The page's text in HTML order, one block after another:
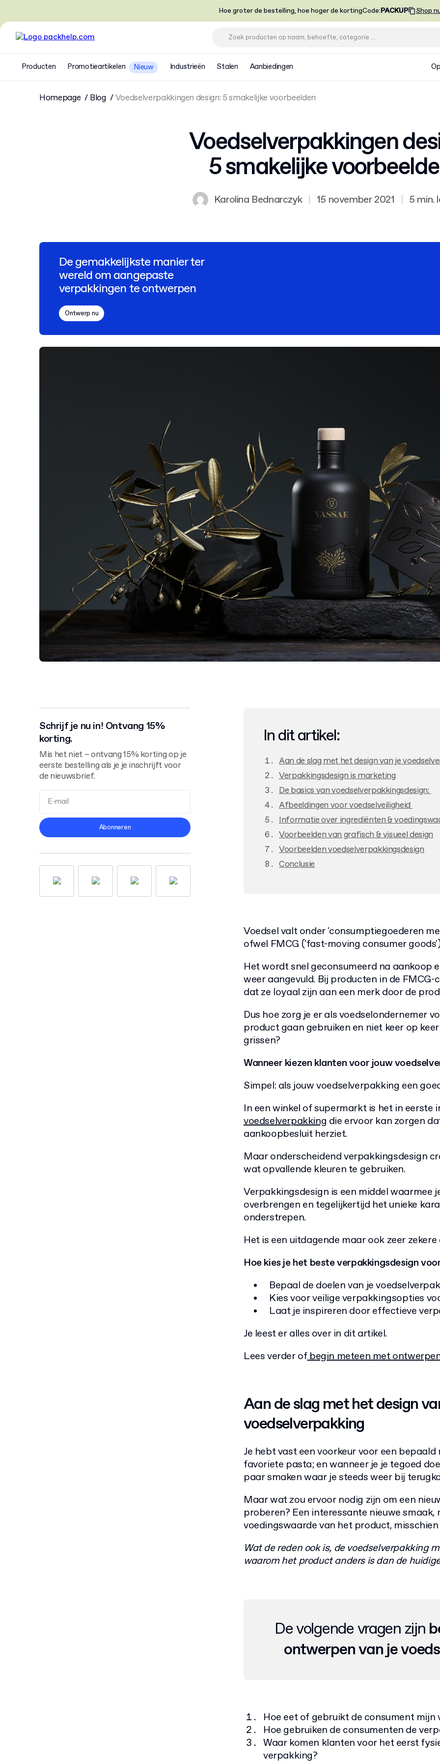
Hoe groter de bestelling, hoe hoger de kortingCode:PACKUP Shop
Producten Promotieartikelen Nieuw Industrieën Stalen Aanbiedingen
Homepage Blog Voedselverpakkingen design: 5 smakelijke voorbeelden
Voedselverpakkingen
5 smakelijke
Karolina Bednarczyk | 15 november 2021 | 5 min.
De gemakkelijkste manier ter
wereld om aangepaste
verpakkingen te ontwerpen
Ontwerp nu
Schrijf je nu in! Ontvang 15%
korting.
Mis het niet – ontvang 15% korting op je
eerste bestelling als je je inschrijft voor
de nieuwsbrief.
Algemene Voorwaarden
PrivacybeleidAbonneren
In dit artikel:
Aan de slag met het design van je
Verpakkingsdesign is marketing
De basics van voedselverpakkingsdesign:
Afbeeldingen voor voedselveiligheid
Informatie over ingrediënten &
Voorbeelden van grafisch & visueel design
Voorbeelden voedselverpakkingsdesign
Conclusie
Voedsel valt onder 'consumptiegoederen
ofwel FMCG ('fast-moving consumer
Het wordt snel geconsumeerd na aankoop
weer aangevuld. Bij producten in de
dat ze loyaal zijn aan een merk door de
Dus hoe zorg je er als voedselondernemer
product gaan gebruiken en niet keer op
grissen?
Wanneer kiezen klanten voor jouw
Simpel: als jouw voedselverpakking een
In een winkel of supermarkt is het in eerste
voedselverpakking die ervoor kan zorgen
aankoopbesluit herziet.
Maar onderscheidend verpakkingsdesign
wat opvallende kleuren te gebruiken.
Verpakkingsdesign is een middel waarmee
overbrengen en tegelijkertijd het unieke
onderstrepen.
Het is een uitdagende maar ook zeer
Hoe kies je het beste verpakkingsdesign
Bepaal de doelen van je
Kies voor veilige verpakkingsopties
Laat je inspireren door effectieve
Je leest er alles over in dit artikel.
Lees verder ofbegin meteen met
Aan de slag met het design
voedselverpakking
Je hebt vast een voorkeur voor een
favoriete pasta; en wanneer je je tegoed
paar smaken waar je steeds weer bij
Maar wat zou ervoor nodig zijn om een
proberen? Een interessante nieuwe smaak,
voedingswaarde van het product,
Wat de reden ook is, de voedselverpakking
waarom het product anders is dan de
De volgende vragen zijn
ontwerpen van je
Hoe eet of gebruikt de consument mijn
Hoe gebruiken de consumenten de
Waar komen klanten voor het eerst
verpakking?